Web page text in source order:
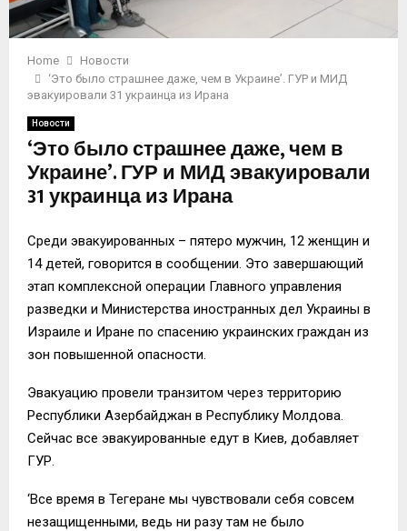
Home
Новости
‘Это было страшнее даже, чем в Украине’. ГУР и МИД
эвакуировали 31 украинца из Ирана
Новости
‘Это было страшнее даже, чем в
Украине’. ГУР и МИД эвакуировали
31 украинца из Ирана
Среди эвакуированных – пятеро мужчин, 12 женщин и
14 детей, говорится в сообщении. Это завершающий
этап комплексной операции Главного управления
разведки и Министерства иностранных дел Украины в
Израиле и Иране по спасению украинских граждан из
зон повышенной опасности.
Эвакуацию провели транзитом через территорию
Республики Азербайджан в Республику Молдова.
Сейчас все эвакуированные едут в Киев, добавляет
ГУР.
‘Все время в Тегеране мы чувствовали себя совсем
незащищенными, ведь ни разу там не было